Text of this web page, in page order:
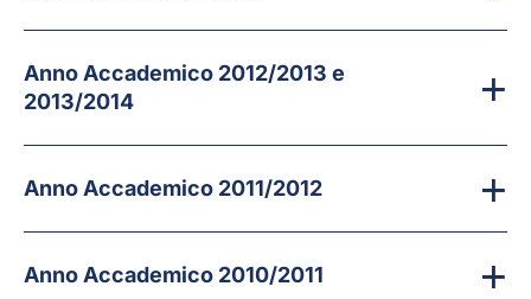
Anno Accademico 2012/2013 e
2013/2014
Anno Accademico 2011/2012
Anno Accademico 2010/2011